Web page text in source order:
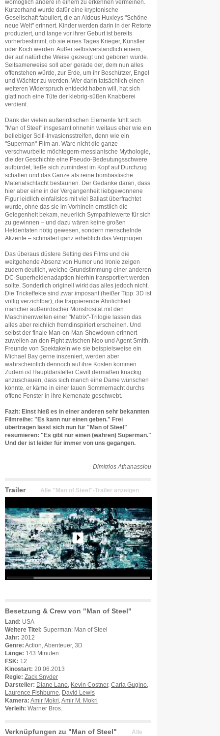
womöglich andere in einem zu erkennen vermeinen.
Kurzerhand wurde dafür eine kryptonische
Gesellschaft fabuliert, die an Aldous Huxleys "Schöne
neue Welt" erinnert. Kinder werden darin in der Retorte
produziert, und lange vor ihrer Geburt ist bereits
vorherbestimmt, ob sie eines Tages Krieger, Künstler
oder Koch werden. Außer selbstverständlich einem,
der auf natürliche Weise gezeugt und geboren wurde.
Seltsamerweise soll aber gerade der, dem nun alles
offenstehen würde, zur Erde, um ihr Beschützer, Engel
und Wächter zu werden. Wer darin tatsächlich einen
weiteren Widerspruch entdeckt haben will, hat sich
glatt noch eine Tüte der klebrig-süßen Knabberei
verdient.
Dank der vielen außerirdischen Elemente fühlt sich
"Man of Steel" insgesamt ohnehin weitaus eher wie ein
beliebiger Scifi-Invasionsstreifen, denn wie ein
"Superman"-Film an. Wäre nicht die ganze
verschwurbelte möchtegern-messianische Mythologie,
die der Geschichte eine Pseudo-Bedeutungsschwere
aufbürdet, ließe sich zumindest im Kopf auf Durchzug
schalten und das Ganze als reine bombastische
Materialschlacht bestaunen. Der Gedanke daran, dass
hier aber eine in der Vergangenheit liebgewonnene
Figur leidlich einfallslos mit viel Ballast überfrachtet
wurde, ohne das sie im Vorhinein ernstlich die
Gelegenheit bekam, neuerlich Sympathiewerte für sich
zu gewinnen – und dazu wären keine großen
Heldentaten nötig gewesen, sondern menschelnde
Akzente – schmälert ganz erheblich das Vergnügen.
Das überaus düstere Setting des Films und die
weitgehende Absenz von Humor und Ironie zeigen
zudem deutlich, welche Grundstimmung einer anderen
DC-Superheldenadaption hierhin transportiert werden
sollte. Sonderlich originell wirkt das alles jedoch nicht.
Die Trickeffekte sind zwar imposant (heißer Tipp: 3D ist
völlig verzichtbar), die frappierende Ähnlichkeit
mancher außerirdischer Monstrosität mit den
Maschinenwelten einer "Matrix"-Trilogie lassen das
alles aber reichlich fremdinspiriert erscheinen. Und
selbst der finale Man-on-Man-Showdown erinnert
zuweilen an den Fight zwischen Neo und Agent Smith.
Freunde von Spektakeln wie sie beispielsweise ein
Michael Bay gerne inszeniert, werden aber
wahrscheinlich dennoch auf ihre Kosten kommen.
Zudem ist Hauptdarsteller Cavill dermaßen knackig
anzuschauen, dass sich manch eine Dame wünschen
könnte, er käme in einer lauen Sommernacht durchs
offene Fenster in ihre Kemenate geschwebt.
Fazit: Einst hieß es in einer anderen sehr bekannten
Filmreihe: "Es kann nur einen geben." Frei
übertragen lässt sich nun für "Man of Steel"
resümieren: "Es gibt nur einen (wahren) Superman."
Und der ist leider für immer von uns gegangen.
Dimitrios Athanassiou
Trailer Alle "Man of Steel"-Trailer anzeigen
Besetzung & Crew von "Man of Steel"
Land: USA
Weitere Titel: Superman: Man of Steel
Jahr: 2012
Genre: Action, Abenteuer, 3D
Länge: 143 Minuten
FSK: 12
Kinostart: 20.06.2013
Regie: Zack Snyder
Darsteller: Diane Lane Kevin Costner, Carla Gugino
Laurence Fishburne
David Lewis
Kamera: Amir Mokri Amir M. Mokri
Verleih: Warner Bros.
Verknüpfungen zu "Man of Steel"
Alle